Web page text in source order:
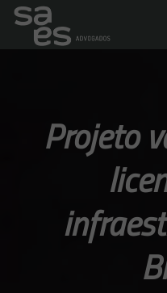
Projeto